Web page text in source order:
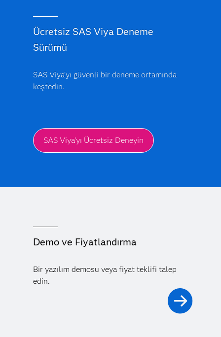
Ücretsiz SAS Viya Deneme
Sürümü
SAS Viya'yı güvenli bir deneme ortamında
keşfedin.
SAS Viya'yı Ücretsiz Deneyin
Demo ve Fiyatlandırma
Bir yazılım demosu veya fiyat teklifi talep
edin.